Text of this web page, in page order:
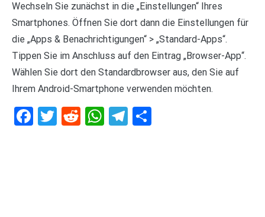
Wechseln Sie zunächst in die „Einstellungen“ Ihres
Smartphones. Öffnen Sie dort dann die Einstellungen für
die „Apps & Benachrichtigungen“ > „Standard-Apps“.
Tippen Sie im Anschluss auf den Eintrag „Browser-App“.
Wählen Sie dort den Standardbrowser aus, den Sie auf
Ihrem Android-Smartphone verwenden möchten.
Facebook
Twitter
RedditWhatsApp
Telegram